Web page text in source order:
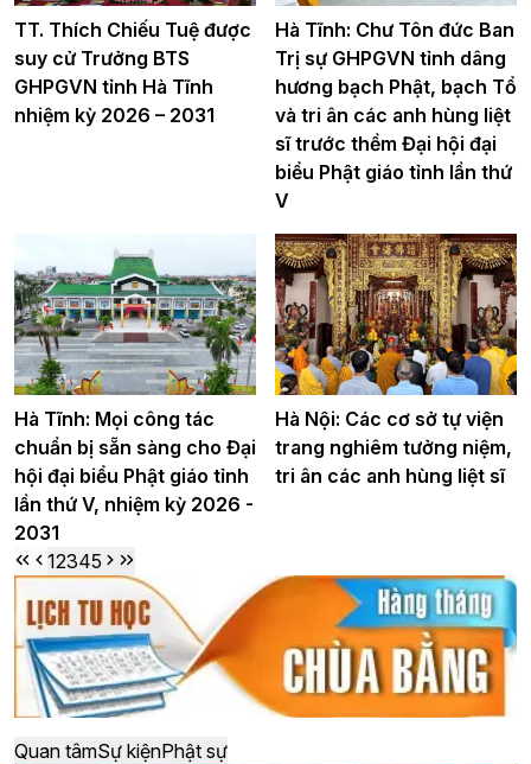
TT. Thích Chiếu Tuệ được
suy cử Trưởng BTS
GHPGVN tỉnh Hà Tĩnh
nhiệm kỳ 2026 – 2031
Hà Tĩnh: Chư Tôn đức Ban
Trị sự GHPGVN tỉnh dâng
hương bạch Phật, bạch Tổ
và tri ân các anh hùng liệt
sĩ trước thềm Đại hội đại
biểu Phật giáo tỉnh lần thứ
V
Hà Tĩnh: Mọi công tác
chuẩn bị sẵn sàng cho Đại
hội đại biểu Phật giáo tỉnh
lần thứ V, nhiệm kỳ 2026 -
2031
Hà Nội: Các cơ sở tự viện
trang nghiêm tưởng niệm,
tri ân các anh hùng liệt sĩ
12345
Quan tâmSự kiệnPhật sự